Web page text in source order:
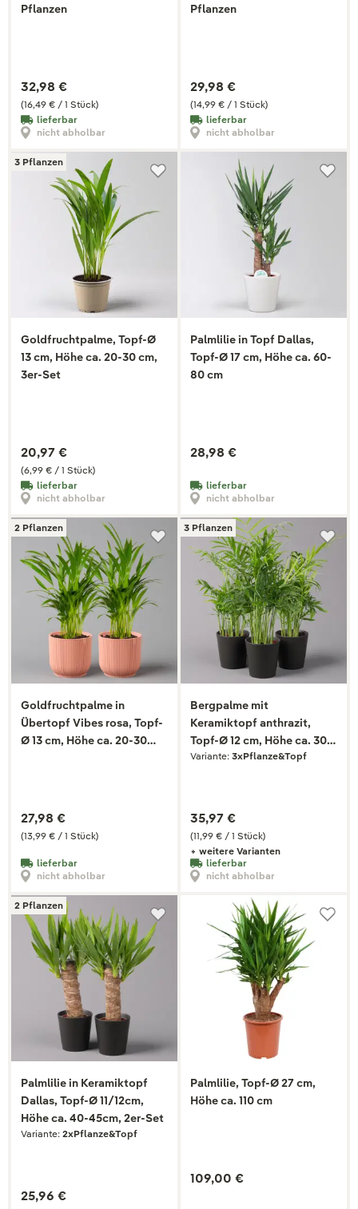
Pflanzen
(16,49 € / 1 Stück)
32,98 €
lieferbar
nicht abholbar
Pflanzen
(14,99 € / 1 Stück)
29,98 €
lieferbar
nicht abholbar
3 Pflanzen
Goldfruchtpalme, Topf-Ø
13 cm, Höhe ca. 20-30 cm,
3er-Set
(6,99 € / 1 Stück)
20,97 €
lieferbar
nicht abholbar
Palmlilie in Topf Dallas,
Topf-Ø 17 cm, Höhe ca. 60-
80 cm
28,98 €
lieferbar
nicht abholbar
2 Pflanzen
Goldfruchtpalme in
Übertopf Vibes rosa, Topf-
Ø 13 cm, Höhe ca. 20-30
(13,99 € / 1 Stück)
27,98 €
lieferbar
nicht abholbar
3 Pflanzen
Bergpalme mit
Keramiktopf anthrazit,
Topf-Ø 12 cm, Höhe ca. 30
cm, 3er-Set
Variante: 3xPflanze&Topf
(11,99 € / 1 Stück)
35,97 €
+ weitere Varianten
lieferbar
nicht abholbar
2 Pflanzen
Palmlilie in Keramiktopf
Dallas, Topf-Ø 11/12cm,
Höhe ca. 40-45cm, 2er-Set
Variante: 2xPflanze&Topf
25,96 €
Palmlilie, Topf-Ø 27 cm,
Höhe ca. 110 cm
109,00 €